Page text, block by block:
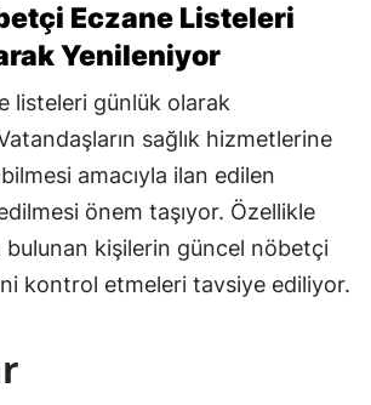
Eczane Listeleri
Yenileniyor
listeleri günlük olarak
sağlık hizmetlerine
amacıyla ilan edilen
önem taşıyor. Özellikle
bulunan kişilerin güncel nöbetçi
kontrol etmeleri tavsiye ediliyor.